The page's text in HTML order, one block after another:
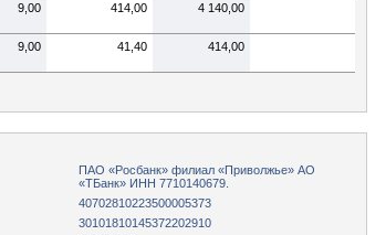
9,00 414,00 4 140,00
9,00 41,40 414,00
ПАО «Росбанк» филиал «Приволжье» АО
«ТБанк» ИНН 7710140679.
40702810223500005373
30101810145372202910